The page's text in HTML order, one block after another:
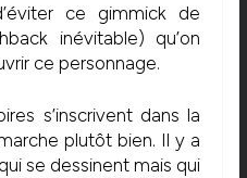
ce gimmick de
inévitable) qu’on
ce personnage.
s’inscrivent dans la
plutôt bien. Il y a
se dessinent mais qui